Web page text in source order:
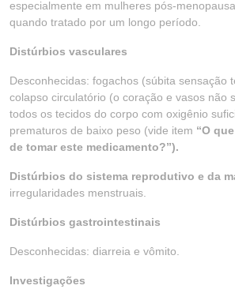
especialmente em mulheres pós-
quando tratado por um longo período.
Distúrbios vasculares
Desconhecidas: fogachos (súbita sensação
colapso circulatório (o coração e vasos não
todos os tecidos do corpo com oxigênio
prematuros de baixo peso (vide item “O
de tomar este medicamento?”).
Distúrbios do sistema reprodutivo e da
irregularidades menstruais.
Distúrbios gastrointestinais
Desconhecidas: diarreia e vômito.
Investigações